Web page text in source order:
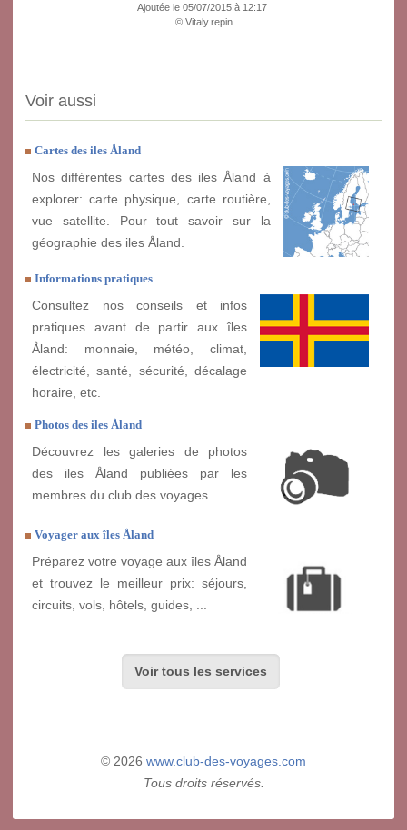
Ajoutée le 05/07/2015 à 12:17
© Vitaly.repin
Voir aussi
Cartes des iles Åland
Nos différentes cartes des iles Åland à
explorer: carte physique, carte routière,
vue satellite. Pour tout savoir sur la
géographie des iles Åland.
Informations pratiques
Consultez nos conseils et infos
pratiques avant de partir aux îles
Åland: monnaie, météo, climat,
électricité, santé, sécurité, décalage
horaire, etc.
Photos des iles Åland
Découvrez les galeries de photos
des iles Åland publiées par les
membres du club des voyages.
Voyager aux îles Åland
Préparez votre voyage aux îles Åland
et trouvez le meilleur prix: séjours,
circuits, vols, hôtels, guides, ...
Voir tous les services
© 2026 www.club-des-voyages.com
Tous droits réservés.